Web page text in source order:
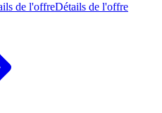
de l'offreDétails de l'offre